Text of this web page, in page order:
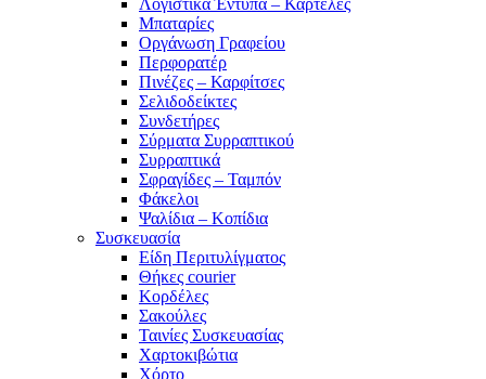
Λογιστικά Έντυπα – Καρτέλες
Μπαταρίες
Οργάνωση Γραφείου
Περφορατέρ
Πινέζες – Καρφίτσες
Σελιδοδείκτες
Συνδετήρες
Σύρματα Συρραπτικού
Συρραπτικά
Σφραγίδες – Ταμπόν
Φάκελοι
Ψαλίδια – Κοπίδια
Συσκευασία
Είδη Περιτυλίγματος
Θήκες courier
Κορδέλες
Σακούλες
Ταινίες Συσκευασίας
Χαρτοκιβώτια
Χόρτο